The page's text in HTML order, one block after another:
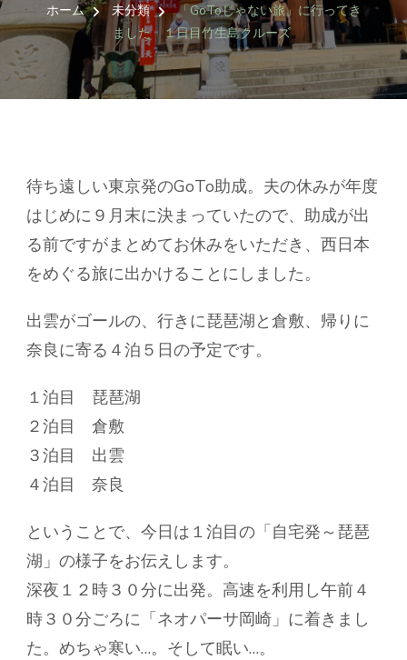
ゃ
な
い
旅」
に
行
ま
た
１
日
目
生
ク
ホーム 未分類
「GoToじゃない旅」に行ってき
ました １日目竹生島クルーズ
待ち遠しい東京発のGoTo助成。夫の休みが年度
はじめに９月末に決まっていたので、助成が出
る前ですがまとめてお休みをいただき、西日本
をめぐる旅に出かけることにしました。
出雲がゴールの、行きに琵琶湖と倉敷、帰りに
奈良に寄る４泊５日の予定です。
１泊目 琵琶湖
２泊目 倉敷
３泊目 出雲
４泊目 奈良
ということで、今日は１泊目の「自宅発～琵琶
湖」の様子をお伝えします。
深夜１２時３０分に出発。高速を利用し午前４
時３０分ごろに「ネオパーサ岡崎」に着きまし
た。めちゃ寒い…。そして眠い…。